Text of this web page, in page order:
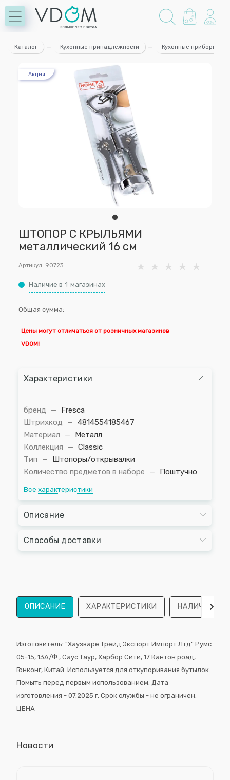
Каталог — Кухонные принадлежности — Кухонные приборы
Акция
ШТОПОР С КРЫЛЬЯМИ
металлический 16 см
Артикул: 90723
Наличие в 1 магазинах
Общая сумма:
Цены могут отличаться от розничных магазинов
VDOM!
Характеристики
бренд —
Fresca
Штрихкод
— 4814554185467
Материал
—
Металл
Коллекция
— Classic
Тип
—
Штопоры/открывалки
Количество предметов в наборе
— Поштучно
Все характеристики
Описание
Способы доставки
ОПИСАНИЕ ХАРАКТЕРИСТИКИ НАЛИЧИЕ
Изготовитель: "Хаузваре Трейд Экспорт Импорт Лтд" Румс
05-15, 13A/Ф., Саус Таур, Харбор Сити, 17 Кантон роад,
Гонконг, Китай. Используется для откупоривания бутылок.
Помыть перед первым использованием. Дата
изготовления - 07.2025 г. Срок службы - не ограничен.
ЦЕНА
Новости